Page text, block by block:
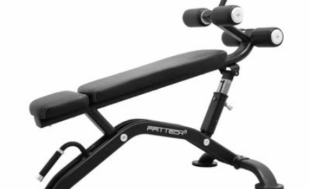
media 0 em modal